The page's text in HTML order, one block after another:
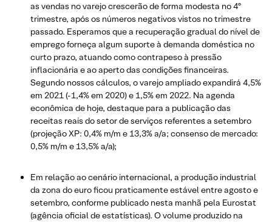
as vendas no varejo crescerão de forma modesta no 4º
trimestre, após os números negativos vistos no trimestre
passado. Esperamos que a recuperação gradual do nível de
emprego forneça algum suporte à demanda doméstica no
curto prazo, atuando como contrapeso à pressão
inflacionária e ao aperto das condições financeiras.
Segundo nossos cálculos, o varejo ampliado expandirá 4,5%
em 2021 (-1,4% em 2020) e 1,5% em 2022. Na agenda
econômica de hoje, destaque para a publicação das
receitas reais do setor de serviços referentes a setembro
(projeção XP: 0,4% m/m e 13,3% a/a; consenso de mercado:
0,5% m/m e 13,5% a/a);
Em relação ao cenário internacional, a produção industrial
da zona do euro ficou praticamente estável entre agosto e
setembro, conforme publicado nesta manhã pela Eurostat
(agência oficial de estatísticas). O volume produzido na